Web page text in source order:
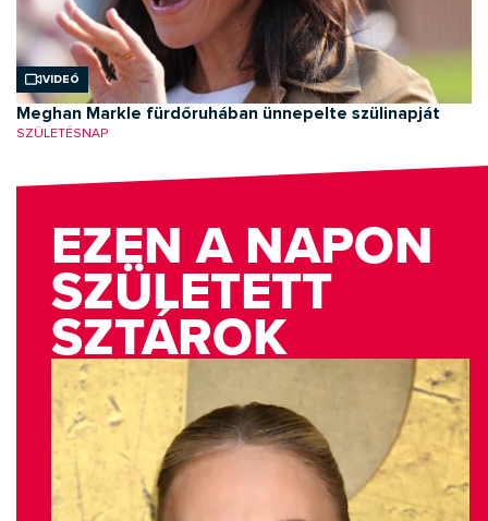
Videó
Meghan Markle fürdőruhában ünnepelte szülinapját
SZÜLETÉSNAP
EZEN A NAPON
SZÜLETETT
SZTÁROK